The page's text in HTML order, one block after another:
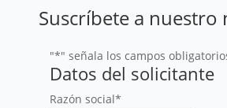
Suscríbete a nuestro
"*" señala los campos
Datos del solicitante
Razón social*